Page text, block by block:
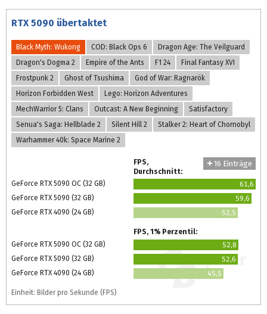
RTX 5090 übertaktet
Black Myth: Wukong COD: Black Ops 6
Dragon Age: The Veilguard
Dragon's Dogma 2
Empire of the Ants F1 24
Final Fantasy XVI
Frostpunk 2
Ghost of Tsushima
God of War: Ragnarök
Horizon Forbidden West
Lego: Horizon Adventures
MechWarrior 5: Clans
Outcast: A New Beginning
Satisfactory
Senua's Saga: Hellblade 2
Silent Hill 2
Stalker 2: Heart of Chornobyl
Warhammer 40k: Space Marine 2
16 Einträge
FPS,
Durchschnitt:
GeForce RTX 5090 OC (32 GB)
61,6
GeForce RTX 5090 (32 GB)
59,6
GeForce RTX 4090 (24 GB)
52,5
FPS, 1% Perzentil:
GeForce RTX 5090 OC (32 GB)
52,8
GeForce RTX 5090 (32 GB)
52,6
GeForce RTX 4090 (24 GB)
45,5
Einheit: Bilder pro Sekunde (FPS)